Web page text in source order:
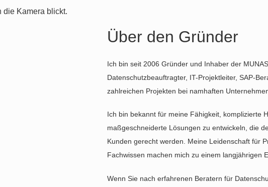
Über den Gründer
Ich bin seit 2006 Gründer und Inhaber der
Datenschutzbeauftragter, IT-Projektleiter, SAP-
zahlreichen Projekten bei namhaften
Ich bin bekannt für meine Fähigkeit, komplizierte
maßgeschneiderte Lösungen zu entwickeln, die
Kunden gerecht werden. Meine Leidenschaft für
Fachwissen machen mich zu einem langjährigen
Wenn Sie nach erfahrenen Beratern für